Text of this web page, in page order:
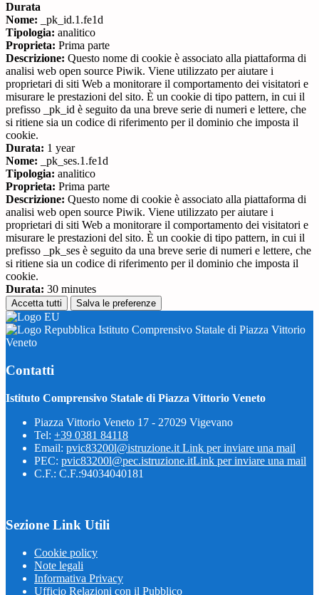
Durata
Nome: _pk_id.1.fe1d
Tipologia: analitico
Proprieta: Prima parte
Descrizione: Questo nome di cookie è associato alla piattaforma di
analisi web open source Piwik. Viene utilizzato per aiutare i
proprietari di siti Web a monitorare il comportamento dei visitatori e
misurare le prestazioni del sito. È un cookie di tipo pattern, in cui il
prefisso _pk_id è seguito da una breve serie di numeri e lettere, che
si ritiene sia un codice di riferimento per il dominio che imposta il
cookie.
Durata: 1 year
Nome: _pk_ses.1.fe1d
Tipologia: analitico
Proprieta: Prima parte
Descrizione: Questo nome di cookie è associato alla piattaforma di
analisi web open source Piwik. Viene utilizzato per aiutare i
proprietari di siti Web a monitorare il comportamento dei visitatori e
misurare le prestazioni del sito. È un cookie di tipo pattern, in cui il
prefisso _pk_ses è seguito da una breve serie di numeri e lettere, che
si ritiene sia un codice di riferimento per il dominio che imposta il
cookie.
Durata: 30 minutes
Accetta tutti Salva le preferenze
Istituto Comprensivo Statale di Piazza Vittorio
Veneto
Contatti
Istituto Comprensivo Statale di Piazza Vittorio Veneto
Piazza Vittorio Veneto 17 - 27029 Vigevano
Tel: +39 0381 84118
Email: pvic83200l@istruzione.it Link per inviare una mail
PEC: pvic83200l@pec.istruzione.itLink per inviare una mail
C.F.: C.F.:94034040181
Sezione Link Utili
Cookie policy
Note legali
Informativa Privacy
Ufficio Relazioni con il Pubblico